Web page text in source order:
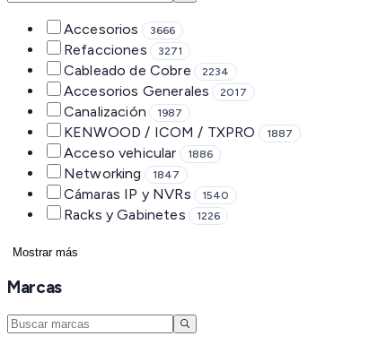
Accesorios 3666
Refacciones 3271
Cableado de Cobre 2234
Accesorios Generales 2017
Canalización 1987
KENWOOD / ICOM / TXPRO 1887
Acceso vehicular 1886
Networking 1847
Cámaras IP y NVRs 1540
Racks y Gabinetes 1226
Mostrar más
Marcas